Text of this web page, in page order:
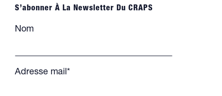
S’abonner À La Newsletter Du CRAPS
Nom
Adresse mail*